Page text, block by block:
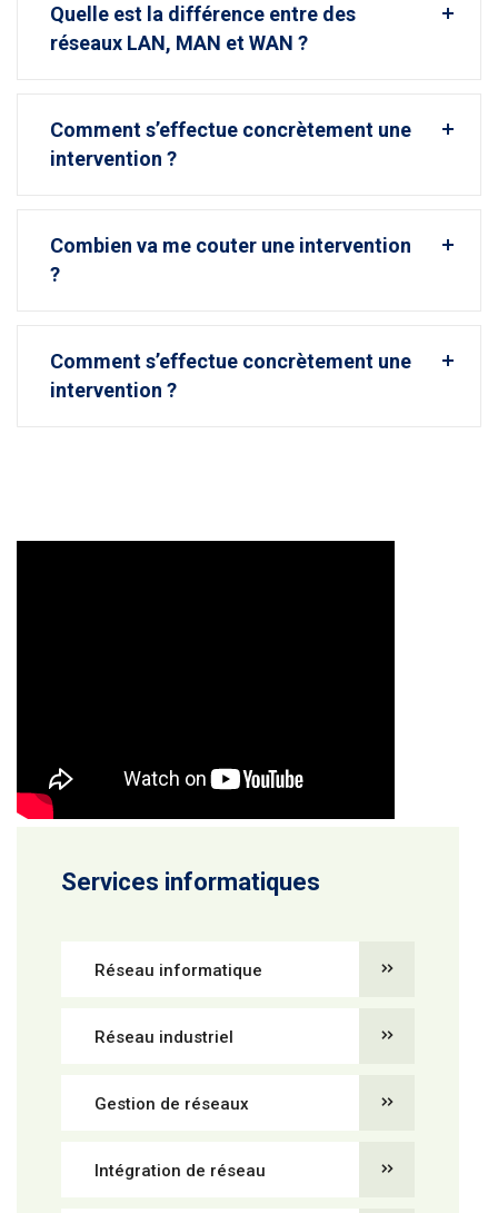
Quelle est la différence entre des
réseaux LAN, MAN et WAN ?
Comment s’effectue concrètement une
intervention ?
Combien va me couter une intervention
?
Comment s’effectue concrètement une
intervention ?
Services informatiques
Réseau informatique
Réseau industriel
Gestion de réseaux
Intégration de réseau